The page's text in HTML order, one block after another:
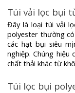
Túi vải lọc bụi
Đây là loại túi vải
polyester thường
các hạt bụi siêu
nghiệp. Chúng
chất thải khác từ
Túi lọc bụi